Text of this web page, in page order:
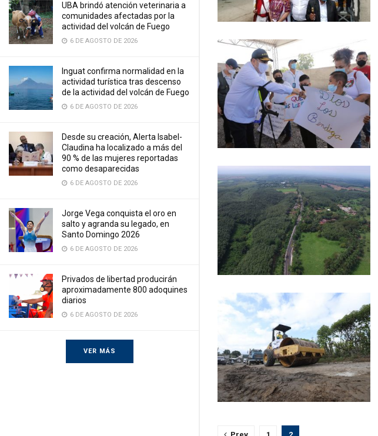
UBA brindó atención veterinaria a
comunidades afectadas por la
actividad del volcán de Fuego
6 DE AGOSTO DE 2026
Inguat confirma normalidad en la
actividad turística tras descenso
de la actividad del volcán de Fuego
6 DE AGOSTO DE 2026
Desde su creación, Alerta Isabel-
Claudina ha localizado a más del
90 % de las mujeres reportadas
como desaparecidas
6 DE AGOSTO DE 2026
Jorge Vega conquista el oro en
salto y agranda su legado, en
Santo Domingo 2026
6 DE AGOSTO DE 2026
Privados de libertad producirán
aproximadamente 800 adoquines
diarios
6 DE AGOSTO DE 2026
VER MÁS